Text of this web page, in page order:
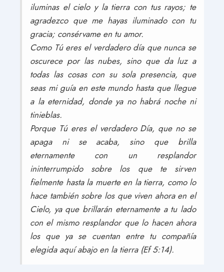
iluminas el cielo y la tierra con tus rayos; te
agradezco que me hayas iluminado con tu
gracia; consérvame en tu amor.
Como Tú eres el verdadero día que nunca se
oscurece por las nubes, sino que da luz a
todas las cosas con su sola presencia, que
seas mi guía en este mundo hasta que llegue
a la eternidad, donde ya no habrá noche ni
tinieblas.
Porque Tú eres el verdadero Día, que no se
apaga ni se acaba, sino que brilla
eternamente con un resplandor
ininterrumpido sobre los que te sirven
fielmente hasta la muerte en la tierra, como lo
hace también sobre los que viven ahora en el
Cielo, ya que brillarán eternamente a tu lado
con el mismo resplandor que lo hacen ahora
los que ya se cuentan entre tu compañía
elegida aquí abajo en la tierra (Ef 5:14).